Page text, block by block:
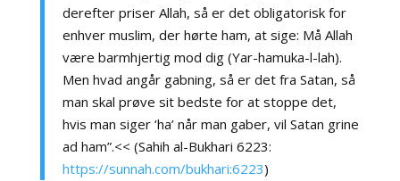
derefter priser Allah, så er det obligatorisk for
enhver muslim, der hørte ham, at sige: Må Allah
være barmhjertig mod dig (Yar-hamuka-l-lah).
Men hvad angår gabning, så er det fra Satan, så
man skal prøve sit bedste for at stoppe det,
hvis man siger ‘ha’ når man gaber, vil Satan grine
ad ham”.<< (Sahih al-Bukhari 6223:
https://sunnah.com/bukhari:6223)